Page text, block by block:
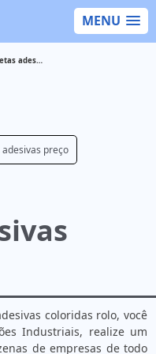
MENU
etiquetas adesivas coloridas rolo
adesivas preço
coloridas rolo, você
Industriais, realize um
de empresas de todo